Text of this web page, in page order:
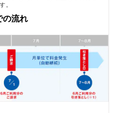
の金融引き締めによる
。こういった要素は今の
押し下げる方向に動いて
ームで考えるとすぐ終
かし逆にこのマクロ環
株を長期の視点で安く買
う危機がなければ、いい
。
の流れ